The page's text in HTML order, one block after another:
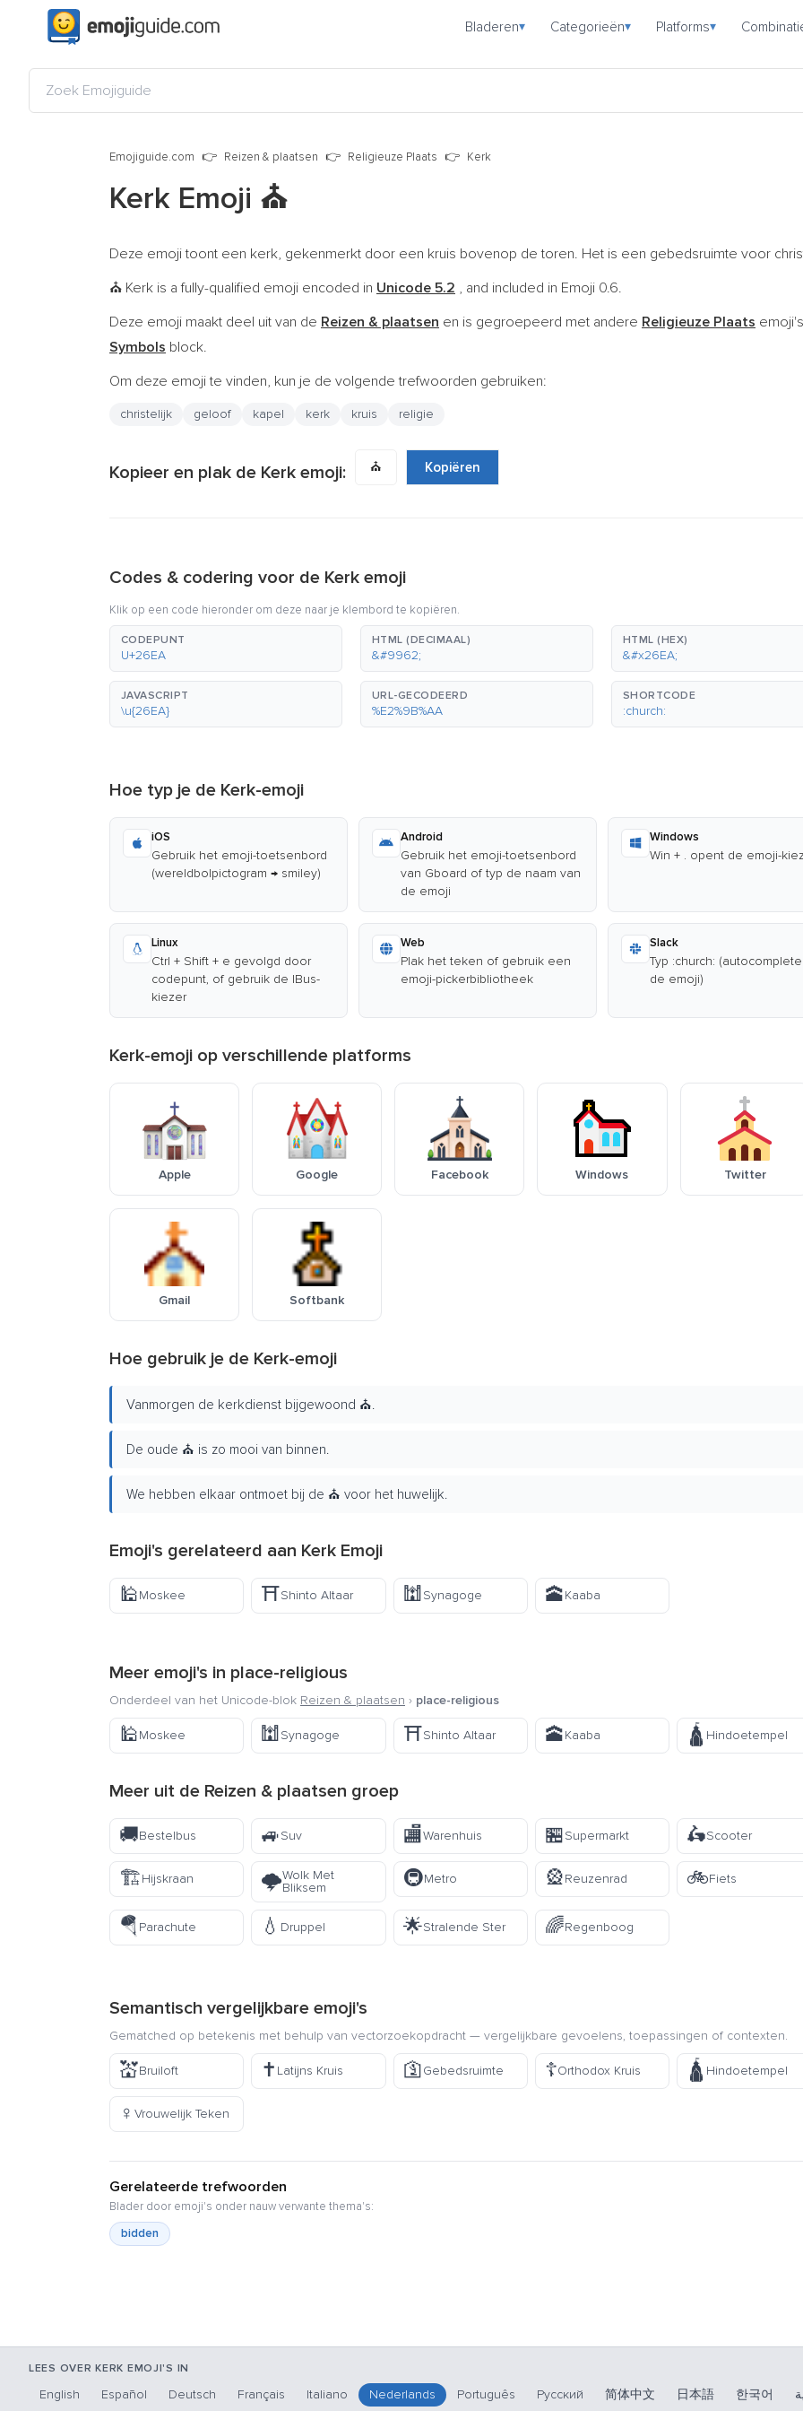
Bladeren▾ Categorieën▾ Platforms▾
Emojiguide.com Reizen & plaatsen Religieuze Plaats Kerk
Kerk Emoji ⛪
Deze emoji toont een kerk, gekenmerkt door een kruis bovenop de toren. Het is een gebedsruimte voor
⛪ Kerk is a fully-qualified emoji encoded in Unicode 5.2 , and included in Emoji 0.6.
Deze emoji maakt deel uit van de Reizen & plaatsen en is gegroepeerd met andere Religieuze Plaats
Symbols block.
Om deze emoji te vinden, kun je de volgende trefwoorden gebruiken:
christelijk geloof kapel kerk kruis religie
Kopieer en plak de Kerk emoji: ⛪ Kopiëren
Codes & codering voor de Kerk emoji
Klik op een code hieronder om deze naar je klembord te kopiëren.
CODEPUNT
U+26EA
HTML (DECIMAAL)
&#9962;
HTML (HEX)
&#x26EA;
JAVASCRIPT
\u{26EA}
URL-GECODEERD
%E2%9B%AA
SHORTCODE
:church:
Hoe typ je de Kerk-emoji
iOS
Gebruik het emoji-toetsenbord
(wereldbolpictogram → smiley)
Android
Gebruik het emoji-toetsenbord
van Gboard of typ de naam van
de emoji
Windows
Win + . opent de emoji-
Linux
Ctrl + Shift + e gevolgd door
codepunt, of gebruik de IBus-
kiezer
Web
Plak het teken of gebruik een
emoji-pickerbibliotheek
Slack
Typ :church:
de emoji)
Kerk-emoji op verschillende platforms
Apple Google Facebook Windows Twitter
Gmail Softbank
Hoe gebruik je de Kerk-emoji
Vanmorgen de kerkdienst bijgewoond ⛪.
De oude ⛪ is zo mooi van binnen.
We hebben elkaar ontmoet bij de ⛪ voor het huwelijk.
Emoji's gerelateerd aan Kerk Emoji
🕌Moskee ⛩️Shinto Altaar 🕍Synagoge 🕋Kaaba
Meer emoji's in place-religious
Onderdeel van het Unicode-blok Reizen & plaatsen › place-religious
🕌Moskee 🕍Synagoge ⛩️Shinto Altaar 🕋Kaaba 🛕 Hindoetempel
Meer uit de Reizen & plaatsen groep
🚚Bestelbus 🚙Suv 🏬Warenhuis 🏪Supermarkt 🛵Scooter
🏗️Hijskraan 🌩️Wolk Met
Bliksem
🚇Metro 🎡Reuzenrad 🚲Fiets
🪂 Parachute 💧 Druppel 🌟Stralende Ster 🌈Regenboog
Semantisch vergelijkbare emoji's
Gematched op betekenis met behulp van vectorzoekopdracht — vergelijkbare gevoelens, toepassingen of contexten.
💒Bruiloft ✝️ Latijns Kruis 🛐Gebedsruimte ☦️Orthodox Kruis 🛕 Hindoetempel
♀️ Vrouwelijk Teken
Gerelateerde trefwoorden
Blader door emoji's onder nauw verwante thema's:
bidden
LEES OVER KERK EMOJI'S IN
English Español Deutsch Français Italiano Nederlands Português Русский 简体中文 日本語 한국어